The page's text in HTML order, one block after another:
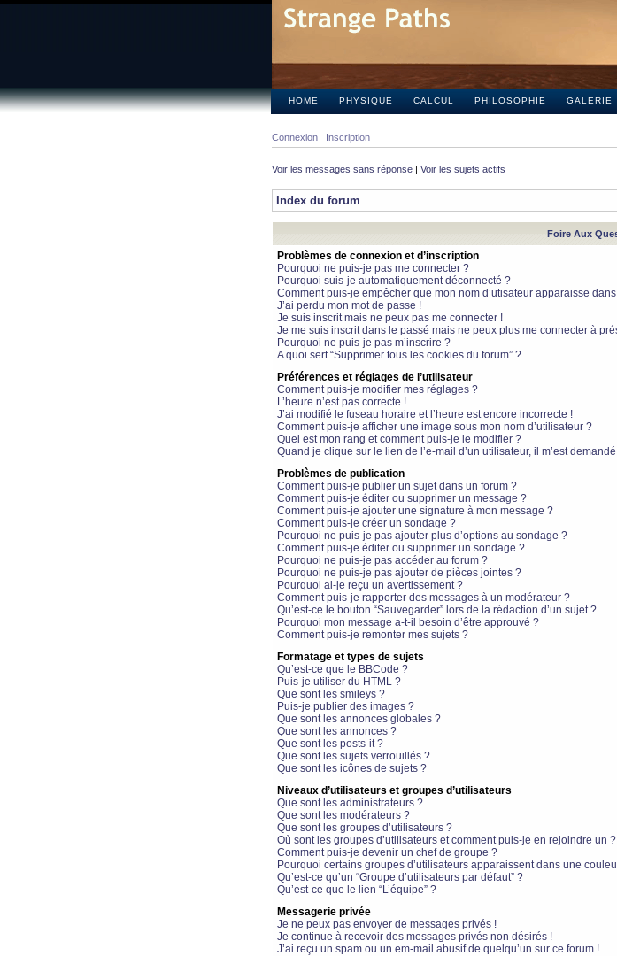
HOME PHYSIQUE CALCUL PHILOSOPHIE GALERIE
Connexion Inscription
Voir les messages sans réponse | Voir les sujets actifs
Index du forum
Foire Aux
Problèmes de connexion et d’inscription
Pourquoi ne puis-je pas me connecter ?
Pourquoi suis-je automatiquement déconnecté ?
Comment puis-je empêcher que mon nom d’utisateur apparaisse
J’ai perdu mon mot de passe !
Je suis inscrit mais ne peux pas me connecter !
Je me suis inscrit dans le passé mais ne peux plus me connecter à
Pourquoi ne puis-je pas m’inscrire ?
A quoi sert “Supprimer tous les cookies du forum” ?
Préférences et réglages de l’utilisateur
Comment puis-je modifier mes réglages ?
L’heure n’est pas correcte !
J’ai modifié le fuseau horaire et l’heure est encore incorrecte !
Comment puis-je afficher une image sous mon nom d’utilisateur ?
Quel est mon rang et comment puis-je le modifier ?
Quand je clique sur le lien de l’e-mail d’un utilisateur, il m’est
Problèmes de publication
Comment puis-je publier un sujet dans un forum ?
Comment puis-je éditer ou supprimer un message ?
Comment puis-je ajouter une signature à mon message ?
Comment puis-je créer un sondage ?
Pourquoi ne puis-je pas ajouter plus d’options au sondage ?
Comment puis-je éditer ou supprimer un sondage ?
Pourquoi ne puis-je pas accéder au forum ?
Pourquoi ne puis-je pas ajouter de pièces jointes ?
Pourquoi ai-je reçu un avertissement ?
Comment puis-je rapporter des messages à un modérateur ?
Qu’est-ce le bouton “Sauvegarder” lors de la rédaction d’un sujet ?
Pourquoi mon message a-t-il besoin d’être approuvé ?
Comment puis-je remonter mes sujets ?
Formatage et types de sujets
Qu’est-ce que le BBCode ?
Puis-je utiliser du HTML ?
Que sont les smileys ?
Puis-je publier des images ?
Que sont les annonces globales ?
Que sont les annonces ?
Que sont les posts-it ?
Que sont les sujets verrouillés ?
Que sont les icônes de sujets ?
Niveaux d’utilisateurs et groupes d’utilisateurs
Que sont les administrateurs ?
Que sont les modérateurs ?
Que sont les groupes d’utilisateurs ?
Où sont les groupes d’utilisateurs et comment puis-je en rejoindre un ?
Comment puis-je devenir un chef de groupe ?
Pourquoi certains groupes d’utilisateurs apparaissent dans une
Qu’est-ce qu’un “Groupe d’utilisateurs par défaut” ?
Qu’est-ce que le lien “L’équipe” ?
Messagerie privée
Je ne peux pas envoyer de messages privés !
Je continue à recevoir des messages privés non désirés !
J’ai reçu un spam ou un em-mail abusif de quelqu’un sur ce forum !